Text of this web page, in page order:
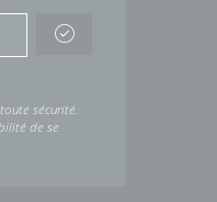
sécurité.
de se